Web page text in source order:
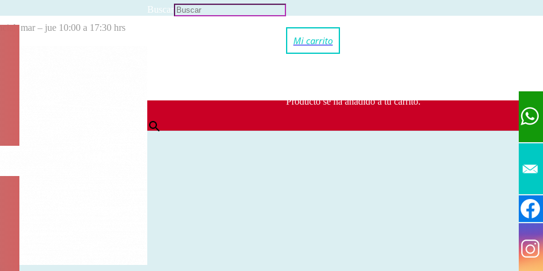
mar – jue 10:00 a 17:30 hrs
Buscar
Productose ha añadido a tu carrito.